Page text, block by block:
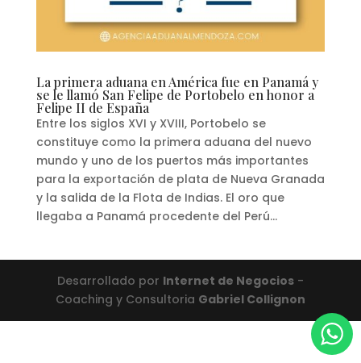
La primera aduana en América fue en Panamá y
se le llamó San Felipe de Portobelo en honor a
Felipe II de España
Entre los siglos XVI y XVIII, Portobelo se
constituye como la primera aduana del nuevo
mundo y uno de los puertos más importantes
para la exportación de plata de Nueva Granada
y la salida de la Flota de Indias. El oro que
llegaba a Panamá procedente del Perú...
Desarrollado por Internet de Negocios-
Coaching y Consultoria Gabriel Collignon